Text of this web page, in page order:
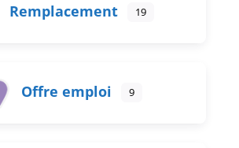
Remplacement 19
Offre emploi 9